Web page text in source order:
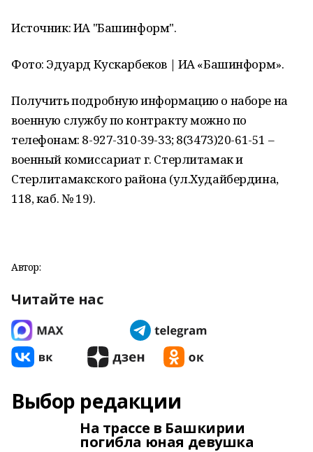
Источник: ИА "Башинформ".
Фото: Эдуард Кускарбеков | ИА «Башинформ».
Получить подробную информацию о наборе на
военную службу по контракту можно по
телефонам: 8-927-310-39-33; 8(3473)20-61-51 –
военный комиссариат г. Стерлитамак и
Стерлитамакского района (ул.Худайбердина,
118, каб. № 19).
Автор:
Читайте нас
Выбор редакции
На трассе в Башкирии
погибла юная девушка